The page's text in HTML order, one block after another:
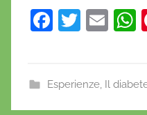
F
e
b
T
er
E
l
s
Esperienze, Il